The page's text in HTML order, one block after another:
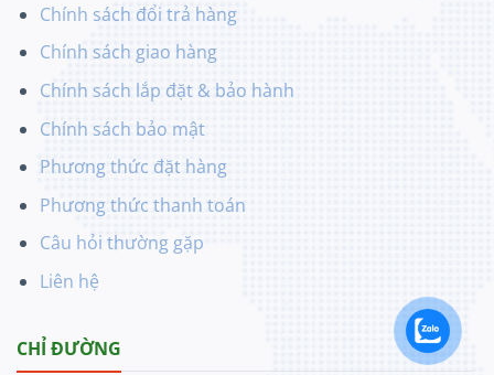
Chính sách đổi trả hàng
Chính sách giao hàng
Chính sách lắp đặt & bảo hành
Chính sách bảo mật
Phương thức đặt hàng
Phương thức thanh toán
Câu hỏi thường gặp
Liên hệ
CHỈ ĐƯỜNG